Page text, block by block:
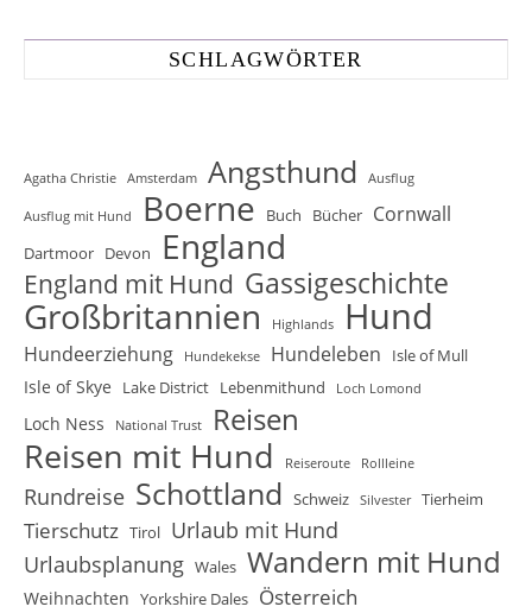
SCHLAGWÖRTER
Agatha Christie Amsterdam Angsthund Ausflug
Ausflug mit Hund Boerne Buch Bücher Cornwall
Dartmoor Devon England
England mit Hund Gassigeschichte
Großbritannien Highlands Hund
Hundeerziehung Hundekekse Hundeleben Isle of Mull
Isle of Skye Lake District Lebenmithund Loch Lomond
Loch Ness National Trust Reisen
Reisen mit Hund Reiseroute Rollleine
Rundreise Schottland Schweiz Silvester Tierheim
Tierschutz Tirol Urlaub mit Hund
Urlaubsplanung Wales Wandern mit Hund
Weihnachten Yorkshire Dales Österreich